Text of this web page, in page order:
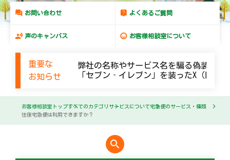
商品のご案内トップ
今週の新商品
セール・キャンペーン
サービス
サービストップ
nanacoトップ
マルチコピー機でできること
マルチコピー機でできることトップ
企業情報
企業情報トップ
ごあいさつ
サステナビリティ
サステナビリティトップ
お問い合わせ よくあるご質問
声のキャンバス お客様相談室について
重要な
お知らせ
弊社の名称やサービス名を騙る偽装メー
「セブン‐イレブン」を装ったX（旧
お客様相談室トップすべてのカテゴリ サービスについて宅急便のサービス・種類
往復宅急便は利用できますか？
search